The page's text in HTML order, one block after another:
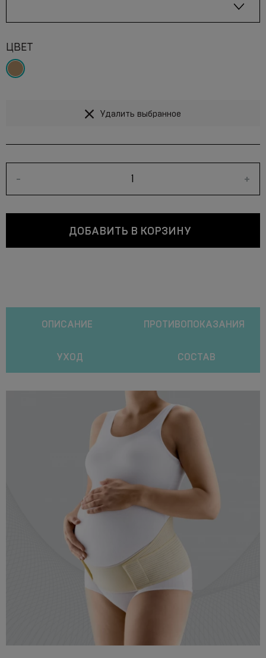
ЦВЕТ
Удалить выбранное
- +
ДОБАВИТЬ В КОРЗИНУ
ОПИСАНИЕ ПРОТИВОПОКАЗАНИЯ
УХОД СОСТАВ